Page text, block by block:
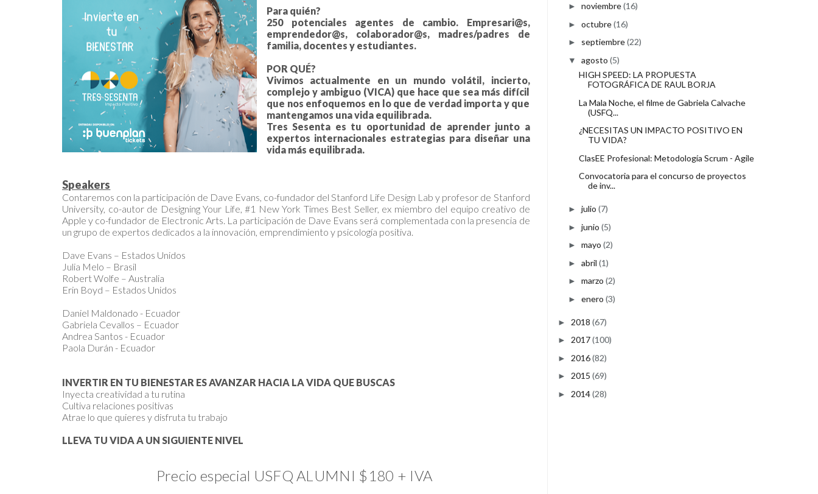
Para quién?
250 potenciales agentes de cambio. Empresari@s,
emprendedor@s, colaborador@s, madres/padres de
familia, docentes y estudiantes.
POR QUÉ?
Vivimos actualmente en un mundo volátil, incierto,
complejo y ambiguo (VICA) que hace que sea más difícil
que nos enfoquemos en lo que de verdad importa y que
mantengamos una vida equilibrada.
Tres Sesenta es tu oportunidad de aprender junto a
expertos internacionales estrategias para diseñar una
vida más equilibrada.
Speakers
Contaremos con la participación de Dave Evans, co-fundador del Stanford Life Design Lab y profesor de Stanford
University, co-autor de Designing Your Life, #1 New York Times Best Seller, ex miembro del equipo creativo de
Apple y co-fundador de Electronic Arts. La participación de Dave Evans será complementada con la presencia de
un grupo de expertos dedicados a la innovación, emprendimiento y psicología positiva.
Dave Evans – Estados Unidos
Julia Melo – Brasil
Robert Wolfe – Australia
Erin Boyd – Estados Unidos
Daniel Maldonado - Ecuador
Gabriela Cevallos – Ecuador
Andrea Santos - Ecuador
Paola Durán - Ecuador
INVERTIR EN TU BIENESTAR ES AVANZAR HACIA LA VIDA QUE BUSCAS
Inyecta creatividad a tu rutina
Cultiva relaciones positivas
Atrae lo que quieres y disfruta tu trabajo
LLEVA TU VIDA A UN SIGUIENTE NIVEL
Precio especial USFQ ALUMNI $180 + IVA
► noviembre(16)
► octubre(16)
► septiembre(22)
▼ agosto (5)
HIGH SPEED: LA PROPUESTA
FOTOGRÁFICA DE RAUL BORJA
La Mala Noche, el filme de Gabriela Calvache
(USFQ...
¿NECESITAS UN IMPACTO POSITIVO EN
TU VIDA?
ClasEE Profesional: Metodología Scrum - Agile
Convocatoria para el concurso de proyectos
de inv...
► julio (7)
► junio (5)
► mayo (2)
► abril (1)
► marzo (2)
► enero (3)
► 2018 (67)
► 2017(100)
► 2016(82)
► 2015 (69)
► 2014(28)